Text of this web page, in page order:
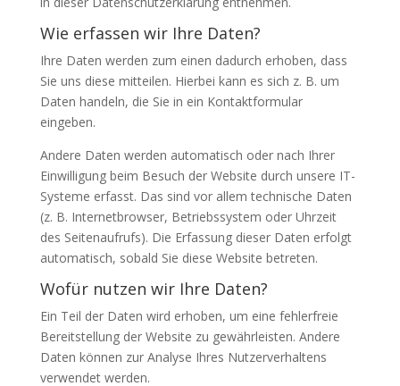
Wie erfassen wir Ihre Daten?
Ihre Daten werden zum einen dadurch erhoben, dass
Sie uns diese mitteilen. Hierbei kann es sich z. B. um
Daten handeln, die Sie in ein Kontaktformular
eingeben.
Andere Daten werden automatisch oder nach Ihrer
Einwilligung beim Besuch der Website durch unsere IT-
Systeme erfasst. Das sind vor allem technische Daten
(z. B. Internetbrowser, Betriebssystem oder Uhrzeit
des Seitenaufrufs). Die Erfassung dieser Daten erfolgt
automatisch, sobald Sie diese Website betreten.
Wofür nutzen wir Ihre Daten?
Ein Teil der Daten wird erhoben, um eine fehlerfreie
Bereitstellung der Website zu gewährleisten. Andere
Daten können zur Analyse Ihres Nutzerverhaltens
verwendet werden.